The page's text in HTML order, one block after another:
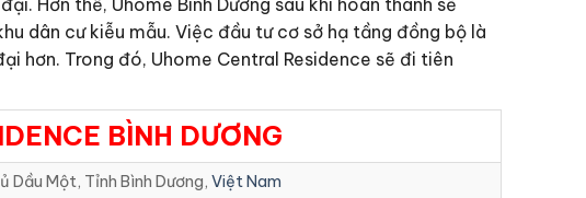
Hơn thế, Uhome Bình Dương sau khi hoàn thành sẽ
dân cư kiễu mẫu. Việc đầu tư cơ sở hạ tầng đồng bộ là
hơn. Trong đó, Uhome Central Residence sẽ đi tiên
BÌNH DƯƠNG
Dầu Một, Tỉnh Bình Dương, Việt Nam